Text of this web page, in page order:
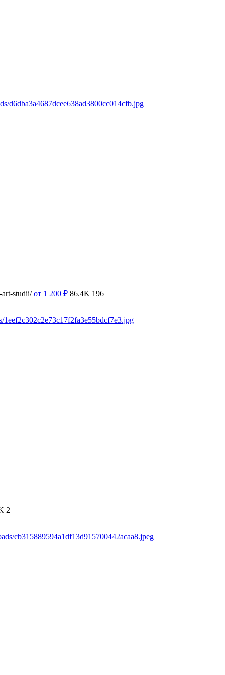
d6dba3a4687dcee638ad3800cc014cfb.jpg
art-studii/ от 1 200 ₽ 86.4K 196
1eef2c302c2e73c17f2fa3e55bdcf7e3.jpg
2
cb315889594a1df13d915700442acaa8.jpeg